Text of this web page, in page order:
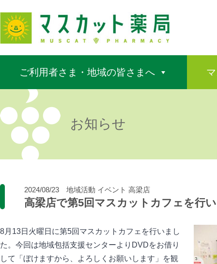
ご利用者さま・地域の皆さまへ
お知らせ
2024/08/23 地域活動 イベント 高梁店
高梁店で第5回マスカットカフェを行
8月13日火曜日に第5回マスカットカフェを行いまし
た。今回は地域包括支援センターよりDVDをお借り
して「ぼけますから、よろしくお願いします」を観